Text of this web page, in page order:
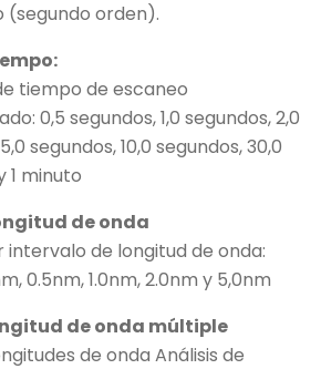
(segundo orden).
tiempo de escaneo
0,5 segundos, 1,0 segundos, 2,0
segundos, 10,0 segundos, 30,0
1 minuto
de onda
intervalo de longitud de onda:
0.5nm, 1.0nm, 2.0nm y 5,0nm
de onda múltiple
de onda Análisis de